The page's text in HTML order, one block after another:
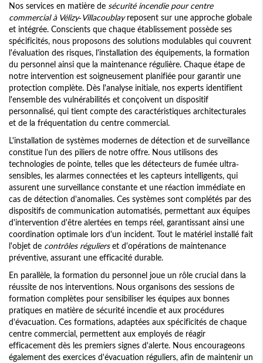
Nos services en matière de sécurité incendie pour centre
commercial à Vélizy-Villacoublayreposent sur une approche globale
et intégrée. Conscients que chaque établissement possède ses
spécificités, nous proposons des solutions modulables qui couvrent
l'évaluation des risques, l'installation des équipements, la formation
du personnel ainsi que la maintenance régulière. Chaque étape de
notre intervention est soigneusement planifiée pour garantir une
protection complète. Dès l'analyse initiale, nos experts identifient
l'ensemble des vulnérabilités et conçoivent un dispositif
personnalisé, qui tient compte des caractéristiques architecturales
et de la fréquentation du centre commercial.
L'installation de systèmes modernes de détection et de surveillance
constitue l'un des piliers de notre offre. Nous utilisons des
technologies de pointe, telles que les détecteurs de fumée ultra-
sensibles, les alarmes connectées et les capteurs intelligents, qui
assurent une surveillance constante et une réaction immédiate en
cas de détection d'anomalies. Ces systèmes sont complétés par des
dispositifs de communication automatisés, permettant aux équipes
d'intervention d'être alertées en temps réel, garantissant ainsi une
coordination optimale lors d'un incident. Tout le matériel installé fait
l'objet de contrôles régulierset d'opérations de maintenance
préventive, assurant une efficacité durable.
En parallèle, la formation du personnel joue un rôle crucial dans la
réussite de nos interventions. Nous organisons des sessions de
formation complètes pour sensibiliser les équipes aux bonnes
pratiques en matière de sécurité incendie et aux procédures
d'évacuation. Ces formations, adaptées aux spécificités de chaque
centre commercial, permettent aux employés de réagir
efficacement dès les premiers signes d'alerte. Nous encourageons
également des exercices d'évacuation réguliers, afin de maintenir un